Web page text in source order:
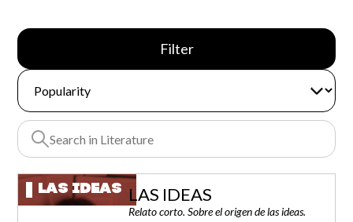
Filter
LAS IDEAS LAS IDEAS
Relato corto. Sobre el origen de las ideas.